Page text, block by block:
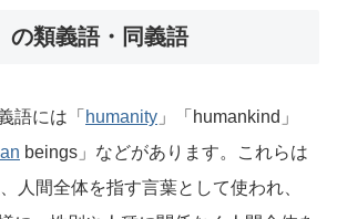
の類義語・同義語
語には「 humanity 」「humankind」
beings」などがあります。これらは
人間全体を指す言葉として使われ、